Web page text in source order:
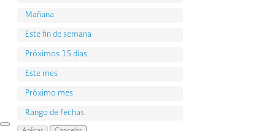
Mañana
Este fin de semana
Próximos 15 días
Este mes
Próximo mes
Rango de fechas